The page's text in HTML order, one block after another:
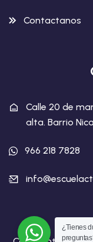
Contactanos
Calle 20 de
alta. Barrio
966 218 7828
¿Tienes